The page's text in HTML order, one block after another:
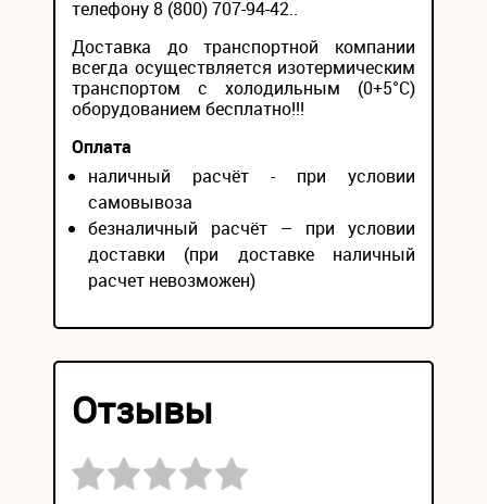
телефону 8 (800) 707-94-42..
Доставка до транспортной компании
всегда осуществляется изотермическим
транспортом с холодильным (0+5°С)
оборудованием бесплатно!!!
Оплата
наличный расчёт - при условии
самовывоза
безналичный расчёт – при условии
доставки (при доставке наличный
расчет невозможен)
Отзывы